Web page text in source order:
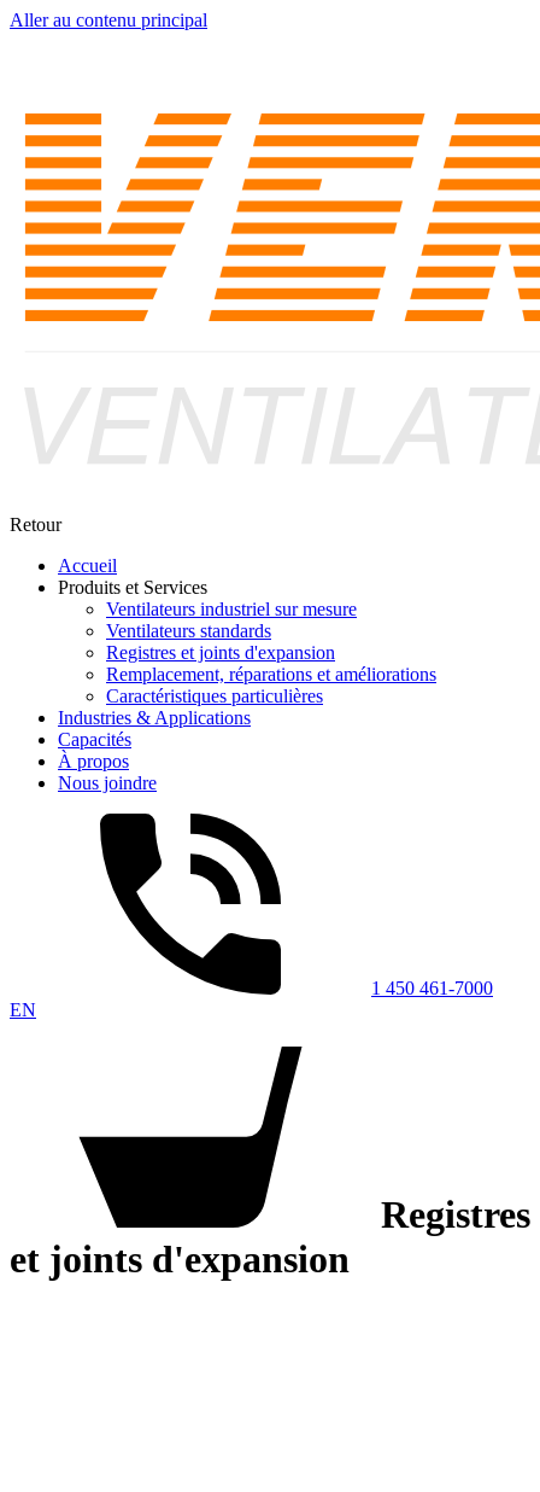
Aller au contenu principal
Retour
Accueil
Produits et Services
Ventilateurs industriel sur mesure
Ventilateurs standards
Registres et joints d'expansion
Remplacement, réparations et améliorations
Caractéristiques particulières
Industries & Applications
Capacités
À propos
Nous joindre
1 450 461-7000
EN
Registres
et joints d'expansion